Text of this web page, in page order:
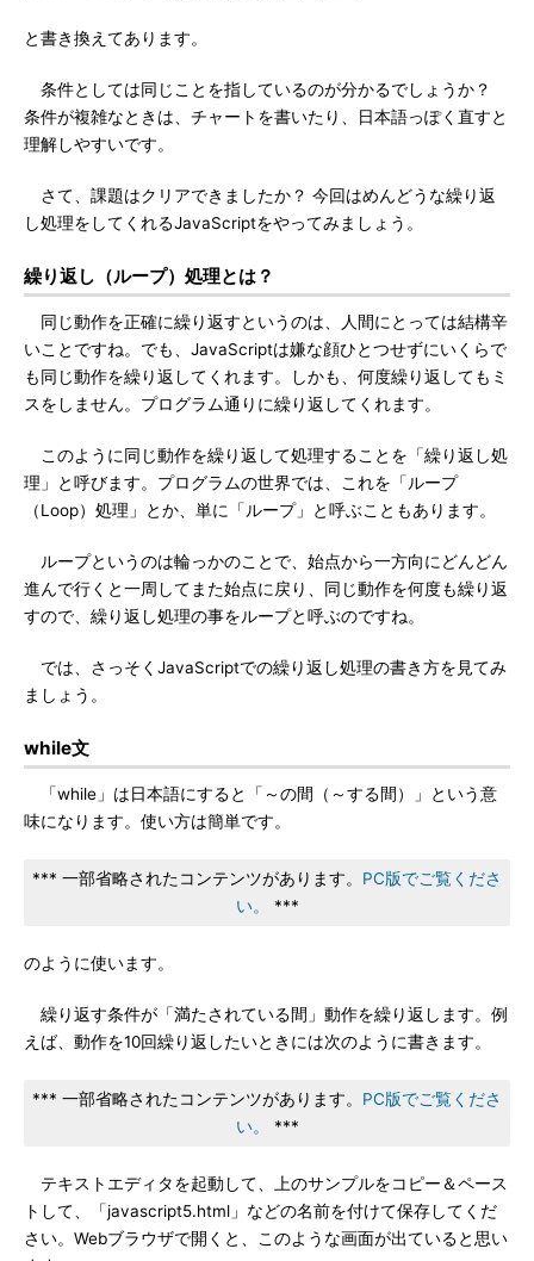
と書き換えてあります。
条件としては同じことを指しているのが分かるでしょうか？
条件が複雑なときは、チャートを書いたり、日本語っぽく直すと
理解しやすいです。
さて、課題はクリアできましたか？ 今回はめんどうな繰り返
し処理をしてくれるJavaScriptをやってみましょう。
繰り返し（ループ）処理とは？
同じ動作を正確に繰り返すというのは、人間にとっては結構辛
いことですね。でも、JavaScriptは嫌な顔ひとつせずにいくらで
も同じ動作を繰り返してくれます。しかも、何度繰り返してもミ
スをしません。プログラム通りに繰り返してくれます。
このように同じ動作を繰り返して処理することを「繰り返し処
理」と呼びます。プログラムの世界では、これを「ループ
（Loop）処理」とか、単に「ループ」と呼ぶこともあります。
ループというのは輪っかのことで、始点から一方向にどんどん
進んで行くと一周してまた始点に戻り、同じ動作を何度も繰り返
すので、繰り返し処理の事をループと呼ぶのですね。
では、さっそくJavaScriptでの繰り返し処理の書き方を見てみ
ましょう。
while文
「while」は日本語にすると「～の間（～する間）」という意
味になります。使い方は簡単です。
*** 一部省略されたコンテンツがあります。 PC版でご覧くださ
い。
***
のように使います。
繰り返す条件が「満たされている間」動作を繰り返します。例
えば、動作を10回繰り返したいときには次のように書きます。
*** 一部省略されたコンテンツがあります。 PC版でご覧くださ
い。
***
テキストエディタを起動して、上のサンプルをコピー＆ペース
トして、「javascript5.html」などの名前を付けて保存してくだ
さい。Webブラウザで開くと、このような画面が出ていると思い